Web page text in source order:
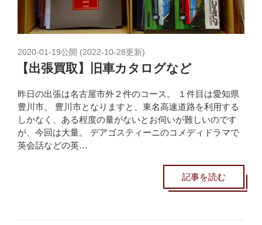
2020-01-19公開 (2022-10-28更新)
【出張買取】旧車カタログなど
昨日の出張は名古屋市外２件のコース。 １件目は愛知県
豊川市。 豊川市となりますと、東名高速道路を利用する
しかなく、ある程度の量がないとお伺いが難しいのです
が、今回は大量。 デアゴスティーニのコメディドラマで
英会話などの英…
記事を読む